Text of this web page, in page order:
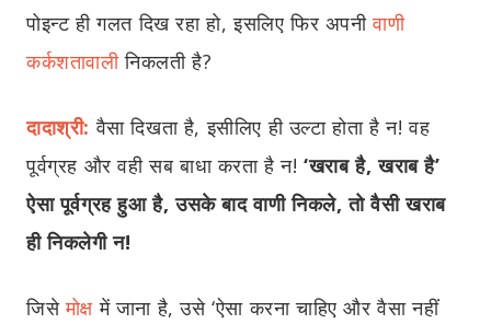
पोइन्ट ही गलत दिख रहा हो, इसलिए फिर अपनीवाणी
कर्कशतावालीनिकलती है?
दादाश्री: वैसा दिखता है, इसीलिए ही उल्टा होता है न! वह
पूर्वग्रह और वही सब बाधा करता है न!‘खराब है, खराब है’
ऐसा पूर्वग्रह हुआ है, उसके बाद वाणी निकले, तो वैसी खराब
ही निकलेगी न!
जिसेमोक्ष में जाना है, उसे ‘ऐसा करना चाहिए और वैसा नहीं